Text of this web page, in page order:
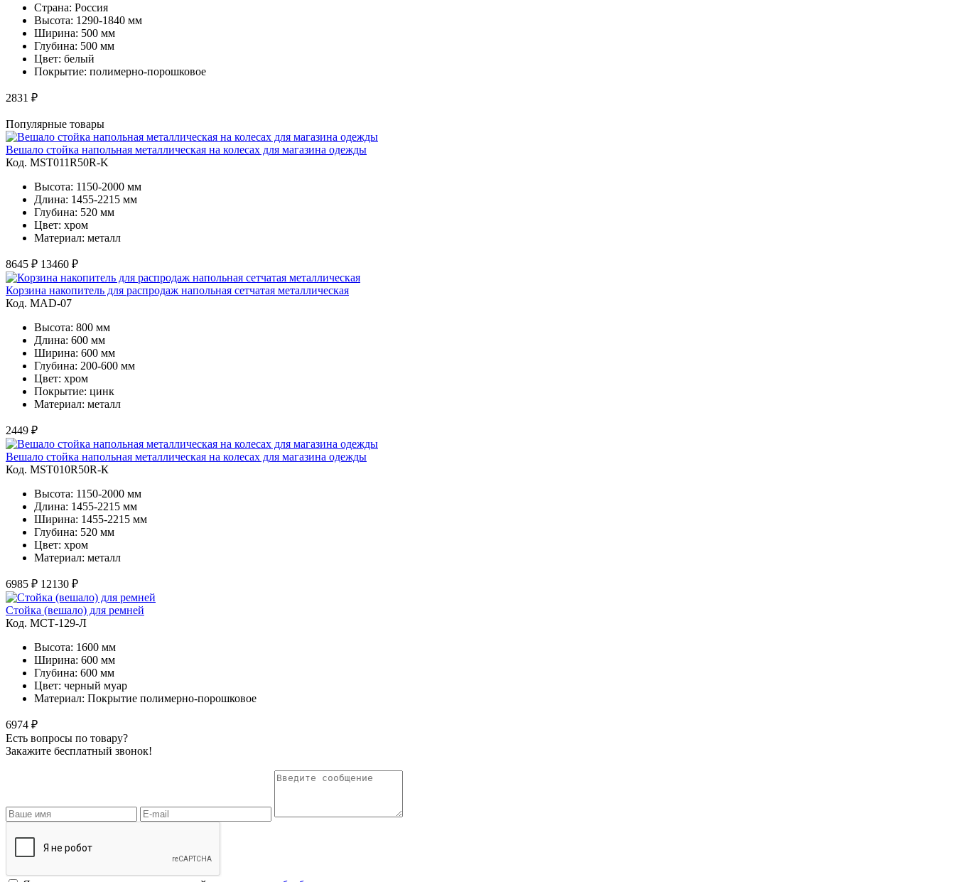
Страна: Россия
Высота: 1290-1840 мм
Ширина: 500 мм
Глубина: 500 мм
Цвет: белый
Покрытие: полимерно-порошковое
2831 ₽
Популярные товары
Вешало стойка напольная металлическая на колесах для магазина одежды
Код. MST011R50R-K
Высота: 1150-2000 мм
Длина: 1455-2215 мм
Глубина: 520 мм
Цвет: хром
Материал: металл
8645 ₽ 13460 ₽
Корзина накопитель для распродаж напольная сетчатая металлическая
Код. MAD-07
Высота: 800 мм
Длина: 600 мм
Ширина: 600 мм
Глубина: 200-600 мм
Цвет: хром
Покрытие: цинк
Материал: металл
2449 ₽
Вешало стойка напольная металлическая на колесах для магазина одежды
Код. MST010R50R-К
Высота: 1150-2000 мм
Длина: 1455-2215 мм
Ширина: 1455-2215 мм
Глубина: 520 мм
Цвет: хром
Материал: металл
6985 ₽ 12130 ₽
Стойка (вешало) для ремней
Код. MСТ-129-Л
Высота: 1600 мм
Ширина: 600 мм
Глубина: 600 мм
Цвет: черный муар
Материал: Покрытие полимерно-порошковое
6974 ₽
Есть вопросы по товару?
Закажите бесплатный звонок!